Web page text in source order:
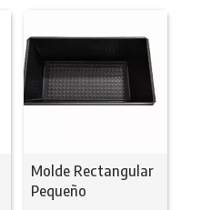
Molde Rectangular
Pequeño